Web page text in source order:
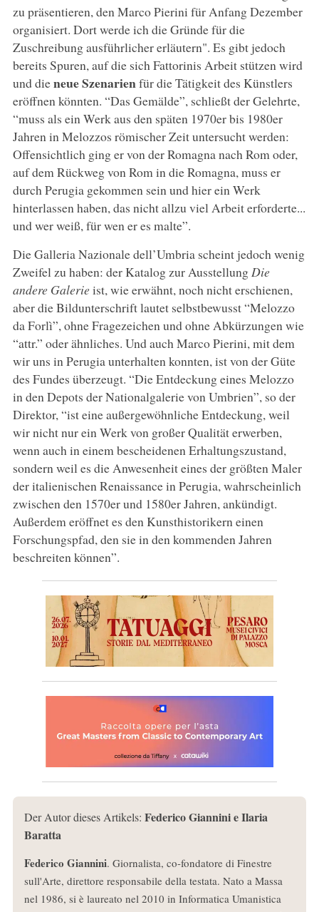
zu präsentieren, den Marco Pierini für Anfang Dezember
organisiert. Dort werde ich die Gründe für die
Zuschreibung ausführlicher erläutern". Es gibt jedoch
bereits Spuren, auf die sich Fattorinis Arbeit stützen wird
und dieneue Szenarienfür die Tätigkeit des Künstlers
eröffnen könnten. “Das Gemälde”, schließt der Gelehrte,
“muss als ein Werk aus den späten 1970er bis 1980er
Jahren in Melozzos römischer Zeit untersucht werden:
Offensichtlich ging er von der Romagna nach Rom oder,
auf dem Rückweg von Rom in die Romagna, muss er
durch Perugia gekommen sein und hier ein Werk
hinterlassen haben, das nicht allzu viel Arbeit erforderte...
und wer weiß, für wen er es malte”.
Die Galleria Nazionale dell’Umbria scheint jedoch wenig
Zweifel zu haben: der Katalog zur Ausstellung Die
andere Galerieist, wie erwähnt, noch nicht erschienen,
aber die Bildunterschrift lautet selbstbewusst “Melozzo
da Forlì”, ohne Fragezeichen und ohne Abkürzungen wie
“attr.” oder ähnliches. Und auch Marco Pierini, mit dem
wir uns in Perugia unterhalten konnten, ist von der Güte
des Fundes überzeugt. “Die Entdeckung eines Melozzo
in den Depots der Nationalgalerie von Umbrien”, so der
Direktor, “ist eine außergewöhnliche Entdeckung, weil
wir nicht nur ein Werk von großer Qualität erwerben,
wenn auch in einem bescheidenen Erhaltungszustand,
sondern weil es die Anwesenheit eines der größten Maler
der italienischen Renaissance in Perugia, wahrscheinlich
zwischen den 1570er und 1580er Jahren, ankündigt.
Außerdem eröffnet es den Kunsthistorikern einen
Forschungspfad, den sie in den kommenden Jahren
beschreiten können”.
Der Autor dieses Artikels: Federico Giannini e Ilaria
Baratta
Federico Giannini. Giornalista, co-fondatore di Finestre
sull'Arte, direttore responsabile della testata. Nato a Massa
nel 1986, si è laureato nel 2010 in Informatica Umanistica